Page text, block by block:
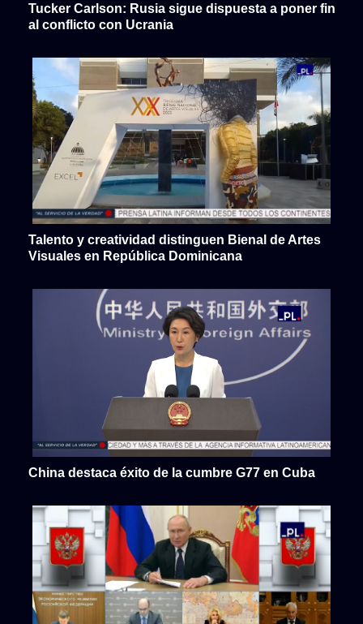
Tucker Carlson: Rusia sigue dispuesta a poner fin
al conflicto con Ucrania
Talento y creatividad distinguen Bienal de Artes
Visuales en República Dominicana
China destaca éxito de la cumbre G77 en Cuba